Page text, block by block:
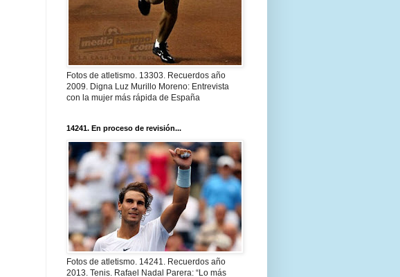
Fotos de atletismo. 13303. Recuerdos año
2009. Digna Luz Murillo Moreno: Entrevista
con la mujer más rápida de España
14241. En proceso de revisión...
Fotos de atletismo. 14241. Recuerdos año
2013. Tenis. Rafael Nadal Parera: “Lo más